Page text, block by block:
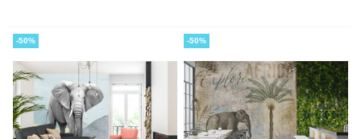
-50% -50%